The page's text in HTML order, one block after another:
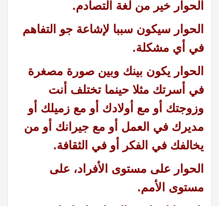
الحوار خير من لغة التصادم.
الحوار سيكون سببا لإشاعة جو التفاهم
في أي مشكلة.
الحوار يكون بينك وبين صورة مصغرة
في أسرتك مثلا حينما تختلف أنت
وزوجتك أو مع أولادك أو مع زميلك أو
مديرك في العمل أو مع جيرانك أو من
يخالفك في الفكر أو في الثقافة.
الحوار على مستوى الأفراد، على
مستوى الأمم.